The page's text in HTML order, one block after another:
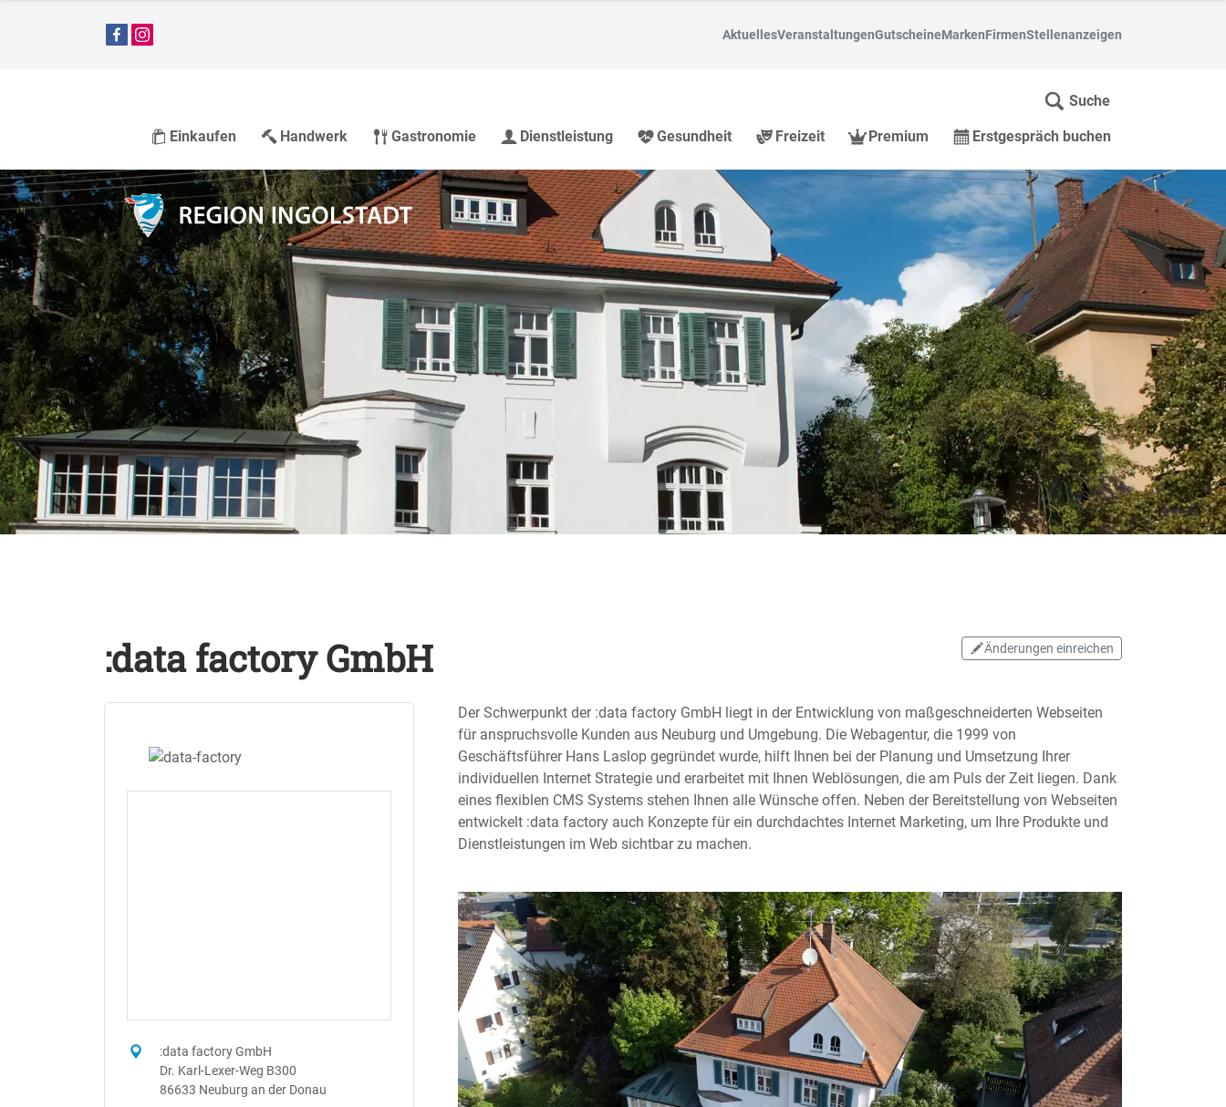
AktuellesVeranstaltungenGutscheineMarkenFirmenStellenanzeigen
Einkaufen Handwerk Gastronomie Dienstleistung Gesundheit Freizeit Premium Erstgespräch buchen
Suche
Änderungen einreichen
:data factory GmbH
Der Schwerpunkt der :data factory GmbH liegt in der Entwicklung von maßgeschneiderten Webseiten
für anspruchsvolle Kunden aus Neuburg und Umgebung. Die Webagentur, die 1999 von
Geschäftsführer Hans Laslop gegründet wurde, hilft Ihnen bei der Planung und Umsetzung Ihrer
individuellen Internet Strategie und erarbeitet mit Ihnen Weblösungen, die am Puls der Zeit liegen. Dank
eines flexiblen CMS Systems stehen Ihnen alle Wünsche offen. Neben der Bereitstellung von Webseiten
entwickelt :data factory auch Konzepte für ein durchdachtes Internet Marketing, um Ihre Produkte und
Dienstleistungen im Web sichtbar zu machen.
:data factory GmbH
Dr. Karl-Lexer-Weg B300
86633 Neuburg an der Donau